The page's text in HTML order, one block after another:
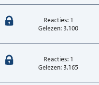
Reacties: 1
Gelezen: 3.100
Reacties: 1
Gelezen: 3.165